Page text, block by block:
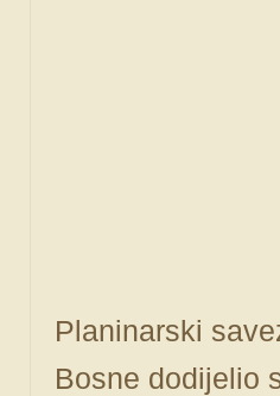
Planinarski
Bosne dodijelio